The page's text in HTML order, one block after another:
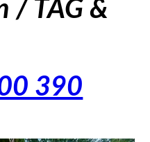
/ TAG &
390